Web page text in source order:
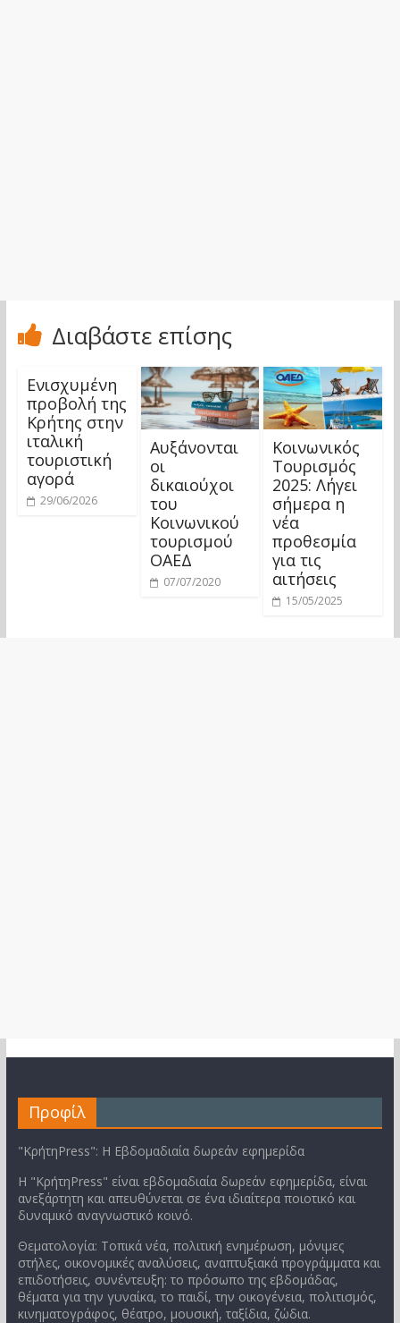
Διαβάστε επίσης
Ενισχυμένη
προβολή της
Κρήτης στην
ιταλική
τουριστική
αγορά
29/06/2026
Αυξάνονται
οι
δικαιούχοι
του
Κοινωνικού
τουρισμού
ΟΑΕΔ
07/07/2020
Κοινωνικός
Τουρισμός
2025: Λήγει
σήμερα η
νέα
προθεσμία
για τις
αιτήσεις
15/05/2025
Προφίλ
"ΚρήτηPress": Η Εβδομαδιαία δωρεάν εφημερίδα
Η "ΚρήτηPress" είναι εβδομαδιαία δωρεάν εφημερίδα, είναι
ανεξάρτητη και απευθύνεται σε ένα ιδιαίτερα ποιοτικό και
δυναμικό αναγνωστικό κοινό.
Θεματολογία: Τοπικά νέα, πολιτική ενημέρωση, μόνιμες
στήλες, οικονομικές αναλύσεις, αναπτυξιακά προγράμματα και
επιδοτήσεις, συνέντευξη: το πρόσωπο της εβδομάδας,
θέματα για την γυναίκα, το παιδί, την οικογένεια, πολιτισμός,
κινηματογράφος, θέατρο, μουσική, ταξίδια, ζώδια.